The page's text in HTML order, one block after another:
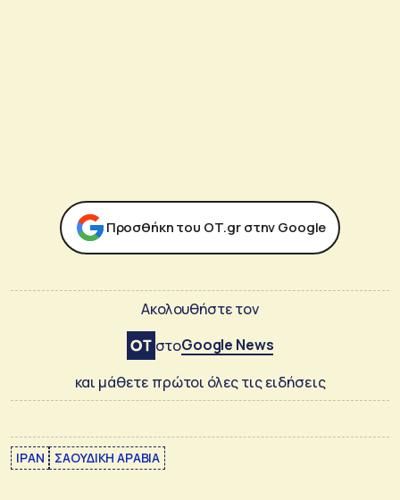
Προσθήκη του ΟΤ.gr στην Google
Ακολουθήστε τον
στοGoogle News
και μάθετε πρώτοι όλες τις ειδήσεις
ΙΡΑΝ ΣΑΟΥΔΙΚΗ ΑΡΑΒΙΑ